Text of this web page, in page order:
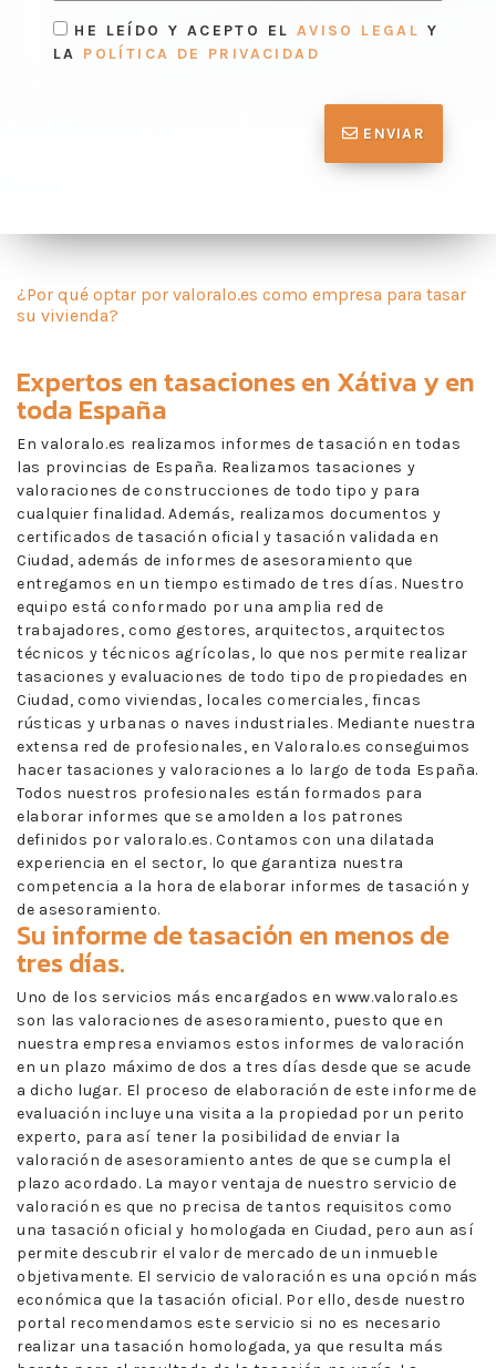
HE LEÍDO Y ACEPTO EL AVISO LEGAL Y
LA POLÍTICA DE PRIVACIDAD
ENVIAR
¿Por qué optar por valoralo.es como empresa para tasar
su vivienda?
Expertos entasaciones en Xátiva y en
toda España
En valoralo.es realizamos informes de tasación en todas
las provincias de España. Realizamos tasaciones y
valoraciones de construcciones de todo tipo y para
cualquier finalidad. Además, realizamos documentos y
certificados de tasación oficial y tasación validada en
Ciudad, además de informes de asesoramiento que
entregamos en un tiempo estimado de tres días. Nuestro
equipo está conformado por una amplia red de
trabajadores, como gestores, arquitectos, arquitectos
técnicos y técnicos agrícolas, lo que nos permite realizar
tasaciones y evaluaciones de todo tipo de propiedades en
Ciudad, como viviendas, locales comerciales, fincas
rústicas y urbanas o naves industriales. Mediante nuestra
extensa red de profesionales, en Valoralo.es conseguimos
hacer tasaciones y valoraciones a lo largo de toda España.
Todos nuestros profesionales están formados para
elaborar informes que se amolden a los patrones
definidos por valoralo.es. Contamos con una dilatada
experiencia en el sector, lo que garantiza nuestra
competencia a la hora de elaborar informes de tasación y
de asesoramiento.
Su informe de tasación en menos de
tres días.
Uno de los servicios más encargados en www.valoralo.es
son las valoraciones de asesoramiento, puesto que en
nuestra empresa enviamos estos informes de valoración
en un plazo máximo de dos a tres días desde que se acude
a dicho lugar. El proceso de elaboración de este informe de
evaluación incluye una visita a la propiedad por un perito
experto, para así tener la posibilidad de enviar la
valoración de asesoramiento antes de que se cumpla el
plazo acordado. La mayor ventaja de nuestro servicio de
valoración es que no precisa de tantos requisitos como
una tasación oficial y homologada en Ciudad, pero aun así
permite descubrir el valor de mercado de un inmueble
objetivamente. El servicio de valoración es una opción más
económica que la tasación oficial. Por ello, desde nuestro
portal recomendamos este servicio si no es necesario
realizar una tasación homologada, ya que resulta más